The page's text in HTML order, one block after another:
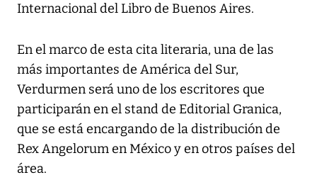
Internacional del Libro de Buenos Aires.
En el marco de esta cita literaria, una de las
más importantes de América del Sur,
Verdurmen será uno de los escritores que
participarán en el stand de Editorial Granica,
que se está encargando de la distribución de
Rex Angelorum en México y en otros países del
área.